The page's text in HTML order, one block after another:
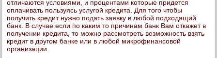
отличаются условиями, и процентами которые придется
оплачивать пользуясь услугой кредита. Для того чтобы
получить кредит нужно подать заявку в любой подходящий
банк. В случае если по каким то причинам банк Вам откажет в
получении кредита, то можно рассмотреть возможность взять
кредит в другом банке или в любой микрофинансовой
организации.